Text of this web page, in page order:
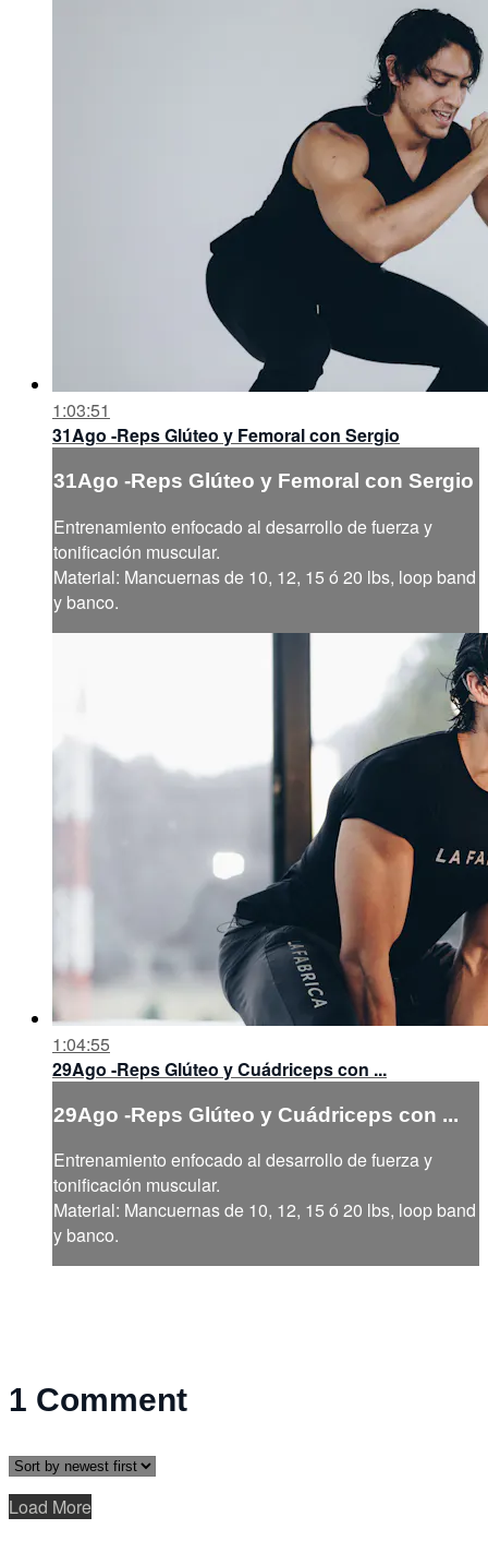
1:03:51
31Ago -Reps Glúteo y Femoral con Sergio
31Ago -Reps Glúteo y Femoral con Sergio
Entrenamiento enfocado al desarrollo de fuerza y
tonificación muscular.
Material: Mancuernas de 10, 12, 15 ó 20 lbs, loop band
y banco.
1:04:55
29Ago -Reps Glúteo y Cuádriceps con ...
29Ago -Reps Glúteo y Cuádriceps con ...
Entrenamiento enfocado al desarrollo de fuerza y
tonificación muscular.
Material: Mancuernas de 10, 12, 15 ó 20 lbs, loop band
y banco.
1 Comment
Load More